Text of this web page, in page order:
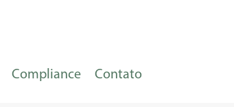
Compliance Contato